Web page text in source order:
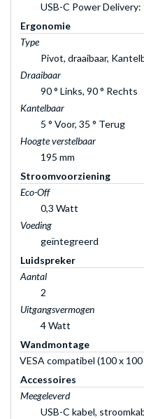
USB-C Power
Ergonomie
Type
Pivot, draaibaar,
Draaibaar
90 ° Links, 90 ° Rechts
Kantelbaar
5 ° Voor, 35 ° Terug
Hoogte verstelbaar
195 mm
Stroomvoorziening
Eco-Off
0,3 Watt
Voeding
geïntegreerd
Luidspreker
Aantal
2
Uitgangsvermogen
4 Watt
Wandmontage
VESA compatibel (100 x 100
Accessoires
Meegeleverd
USB-C kabel,